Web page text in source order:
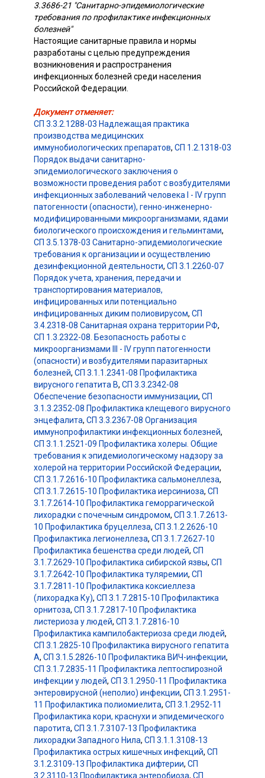
3.3686-21 "Санитарно-эпидемиологические
требования по профилактике инфекционных
болезней"
Настоящие санитарные правила и нормы
разработаны с целью предупреждения
возникновения и распространения
инфекционных болезней среди населения
Российской Федерации.
Документ отменяет:
СП 3.3.2.1288-03 Надлежащая практика
производства медицинских
иммунобиологических препаратов, СП 1.2.1318-03
Порядок выдачи санитарно-
эпидемиологического заключения о
возможности проведения работ с возбудителями
инфекционных заболеваний человека I - IV групп
патогенности (опасности), генно-инженерно-
модифицированными микроорганизмами, ядами
биологического происхождения и гельминтами,
СП 3.5.1378-03 Санитарно-эпидемиологические
требования к организации и осуществлению
дезинфекционной деятельности, СП 3.1.2260-07
Порядок учета, хранения, передачи и
транспортирования материалов,
инфицированных или потенциально
инфицированных диким полиовирусом, СП
3.4.2318-08 Санитарная охрана территории РФ,
СП 1.3.2322-08. Безопасность работы с
микроорганизмами III - IV групп патогенности
(опасности) и возбудителями паразитарных
болезней, СП 3.1.1.2341-08 Профилактика
вирусного гепатита В, СП 3.3.2342-08
Обеспечение безопасности иммунизации, СП
3.1.3.2352-08 Профилактика клещевого вирусного
энцефалита, СП 3.3.2367-08 Организация
иммунопрофилактики инфекционных болезней,
СП 3.1.1.2521-09 Профилактика холеры. Общие
требования к эпидемиологическому надзору за
холерой на территории Российской Федерации,
СП 3.1.7.2616-10 Профилактика сальмонеллеза,
СП 3.1.7.2615-10 Профилактика иерсиниоза, СП
3.1.7.2614-10 Профилактика геморрагической
лихорадки с почечным синдромом, СП 3.1.7.2613-
10 Профилактика бруцеллеза, СП 3.1.2.2626-10
Профилактика легионеллеза, СП 3.1.7.2627-10
Профилактика бешенства среди людей, СП
3.1.7.2629-10 Профилактика сибирской язвы, СП
3.1.7.2642-10 Профилактика туляремии, СП
3.1.7.2811-10 Профилактика коксиеллеза
(лихорадка Ку), СП 3.1.7.2815-10 Профилактика
орнитоза, СП 3.1.7.2817-10 Профилактика
листериоза у людей, СП 3.1.7.2816-10
Профилактика кампилобактериоза среди людей,
СП 3.1.2825-10 Профилактика вирусного гепатита
A, СП 3.1.5.2826-10 Профилактика ВИЧ-инфекции,
СП 3.1.7.2835-11 Профилактика лептоспирозной
инфекции у людей, СП 3.1.2950-11 Профилактика
энтеровирусной (неполио) инфекции, СП 3.1.2951-
11 Профилактика полиомиелита, СП 3.1.2952-11
Профилактика кори, краснухи и эпидемического
паротита, СП 3.1.7.3107-13 Профилактика
лихорадки Западного Нила, СП 3.1.1.3108-13
Профилактика острых кишечных инфекций, СП
3.1.2.3109-13 Профилактика дифтерии, СП
3.2.3110-13 Профилактика энтеробиоза, СП